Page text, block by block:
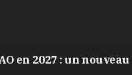
en 2027 : un